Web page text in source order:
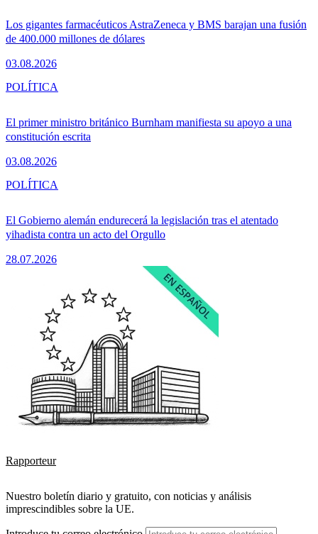
Los gigantes farmacéuticos AstraZeneca y BMS barajan una fusión
de 400.000 millones de dólares
03.08.2026
El primer ministro británico Burnham manifiesta su apoyo a una
constitución escrita
03.08.2026
POLÍTICA
El Gobierno alemán endurecerá la legislación tras el atentado
yihadista contra un acto del Orgullo
28.07.2026
POLÍTICA
Rapporteur
Nuestro boletín diario y gratuito, con noticias y análisis
imprescindibles sobre la UE.